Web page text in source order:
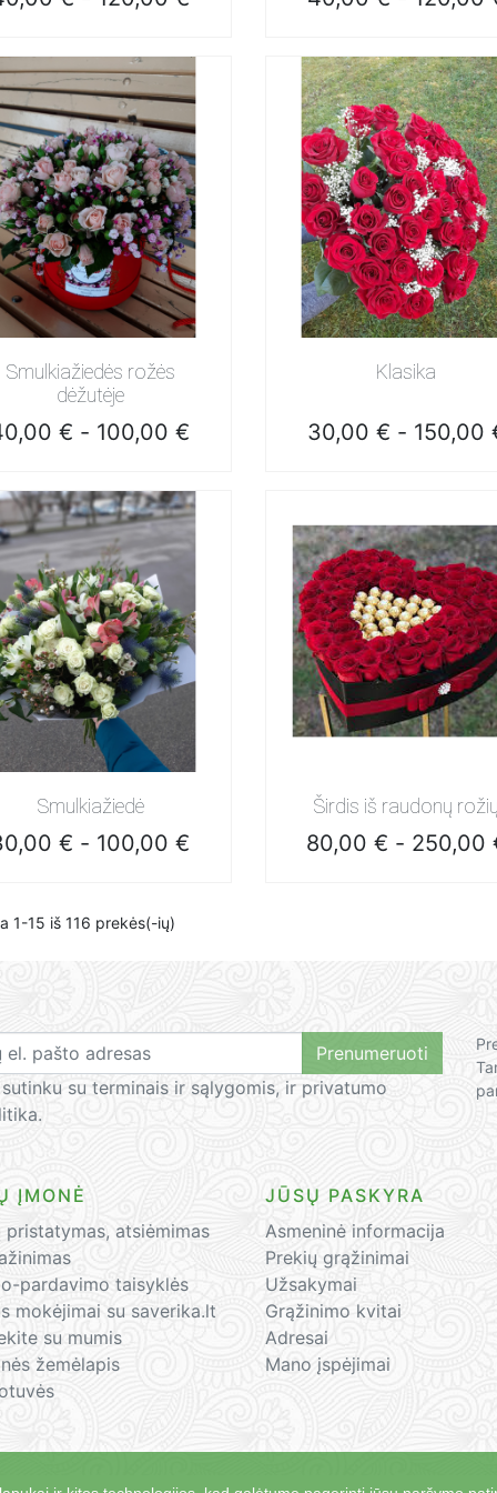
Greita peržiūra
Smulkiažiedės rožės
dėžutėje
Kaina
€ - 100,00 €
Greita peržiūra
Klasika
Kaina
30,00 € - 150,00
Greita peržiūra
Smulkiažiedė
Kaina
€ - 100,00 €
Greita peržiūra
Širdis iš raudonų rožių
Kaina
80,00 € - 250,00
1-15 iš 116 prekės(-ių)
Prenumeruoti
su terminais ir sąlygomis, ir privatumo
ĮMONĖ
pristatymas, atsiėmimas
pardavimo taisyklės
mokėjimai su saverika.lt
su mumis
žemėlapis
JŪSŲ PASKYRA
Asmeninė informacija
Prekių grąžinimai
Užsakymai
Grąžinimo kvitai
Adresai
Mano įspėjimai